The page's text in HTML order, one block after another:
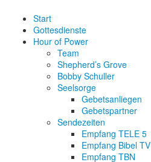
Start
Gottesdienste
Hour of Power
Team
Shepherd’s Grove
Bobby Schuller
Seelsorge
Gebetsanliegen
Gebetspartner
Sendezeiten
Empfang TELE 5
Empfang Bibel TV
Empfang TBN